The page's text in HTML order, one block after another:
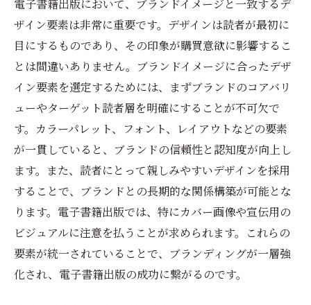
電子書籍出版において、ブランドイメージと一致するデ
ザイン要素は非常に重要です。デザインは読者が最初に
目にするものであり、その印象が購買意欲に影響するこ
とは間違いありません。ブランドイメージに合ったデザ
イン要素を選定するためには、まずブランドのコアバリ
ューやターゲット読者層を明確にすることが不可欠で
す。カラーパレット、フォント、レイアウトなどの要素
が一貫していると、ブランドの信頼性と認知度が向上し
ます。また、読者にとって親しみやすいデザインを採用
することで、ブランドとの長期的な関係構築が可能とな
ります。電子書籍出版では、特にカバー画像や宣伝用の
ビジュアルに注意を払うことが求められます。これらの
要素が統一されていることで、ブランディングが一層強
化され、電子書籍出版の成功に繋がるのです。